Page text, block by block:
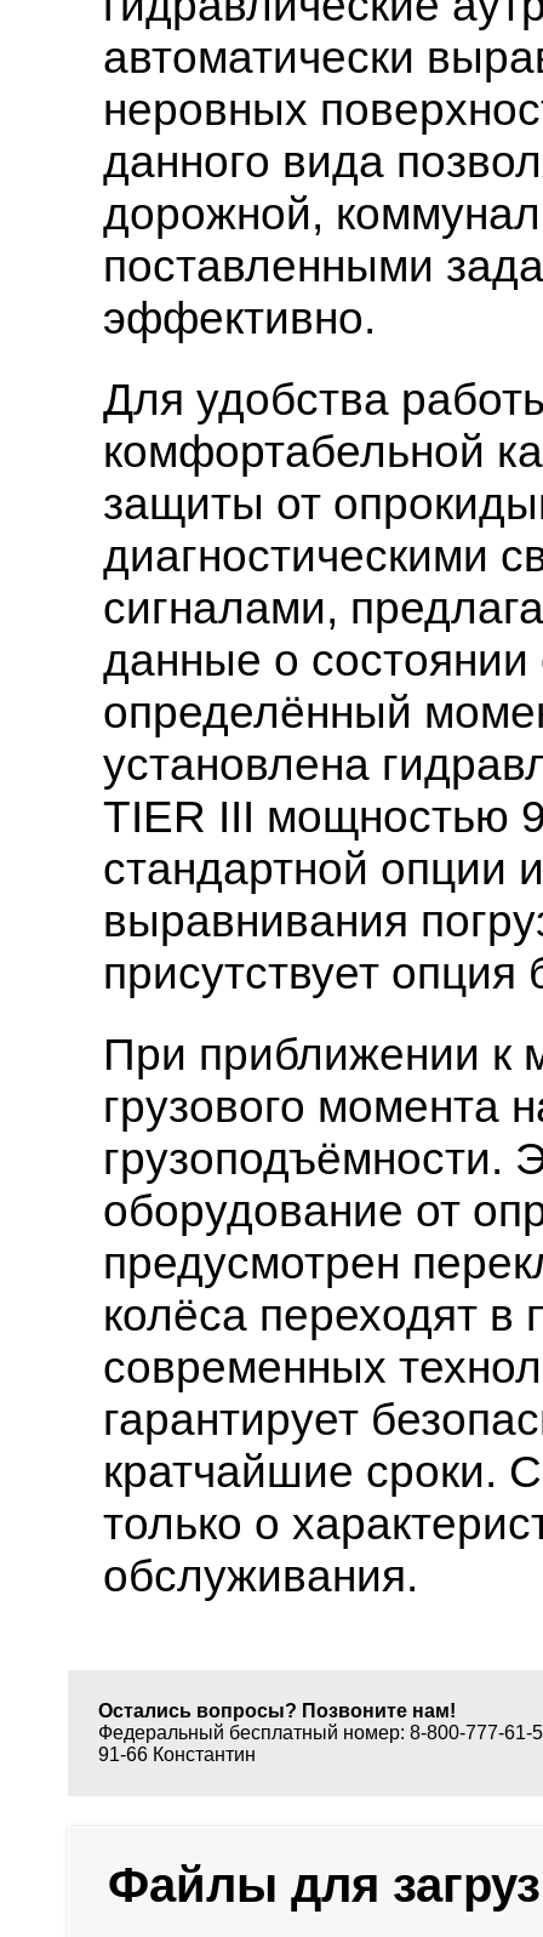
автоматически
неровных
данного вида
дорожной,
поставленными
эффективно.
Для удобства
комфортабельной
защиты от
диагностическими
сигналами,
данные о состоянии
определённый
установлена
TIER III мощностью
стандартной опции
выравнивания
присутствует опция
При приближении к
грузового момента
грузоподъёмности.
оборудование от
предусмотрен
колёса переходят
современных
гарантирует
кратчайшие сроки.
только о
обслуживания.
Остались вопросы? Позвоните нам!
Федеральный бесплатный номер: 8-800-777-61-
91-66 Константин
Файлы для